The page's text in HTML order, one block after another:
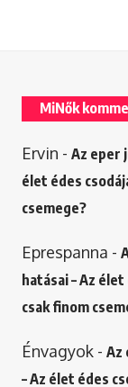
MiNők
Ervin - Az eper
élet édes
csemege?
Eprespanna -
hatásai – Az
csak finom
Énvagyok- Az
– Az élet édes